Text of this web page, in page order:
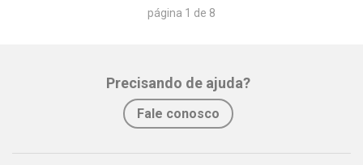
página 1 de 8
Precisando de ajuda?
Fale conosco